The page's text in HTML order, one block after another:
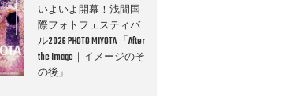
いよいよ開幕！浅間国
際フォトフェスティバ
ル2026 PHOTO MIYOTA 「After
the Image｜イメージのそ
の後」